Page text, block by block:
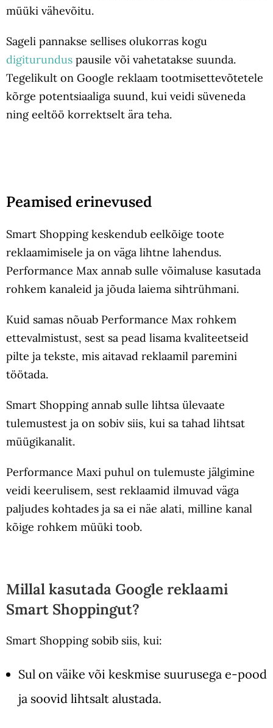
müüki vähevõitu.
Sageli pannakse sellises olukorras kogu
digiturundus pausile või vahetatakse suunda.
Tegelikult on Google reklaam tootmisettevõtetele
kõrge potentsiaaliga suund, kui veidi süveneda
ning eeltöö korrektselt ära teha.
Peamised erinevused
Smart Shopping keskendub eelkõige toote
reklaamimisele ja on väga lihtne lahendus.
Performance Max annab sulle võimaluse kasutada
rohkem kanaleid ja jõuda laiema sihtrühmani.
Kuid samas nõuab Performance Max rohkem
ettevalmistust, sest sa pead lisama kvaliteetseid
pilte ja tekste, mis aitavad reklaamil paremini
töötada.
Smart Shopping annab sulle lihtsa ülevaate
tulemustest ja on sobiv siis, kui sa tahad lihtsat
müügikanalit.
Performance Maxi puhul on tulemuste jälgimine
veidi keerulisem, sest reklaamid ilmuvad väga
paljudes kohtades ja sa ei näe alati, milline kanal
kõige rohkem müüki toob.
Millal kasutada Google reklaami
Smart Shoppingut?
Smart Shopping sobib siis, kui:
Sul on väike või keskmise suurusega e-pood
ja soovid lihtsalt alustada.